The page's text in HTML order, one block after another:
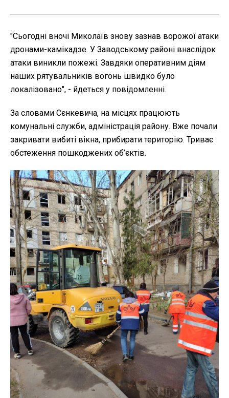
"Сьогодні вночі Миколаїв знову зазнав ворожої атаки
дронами-камікадзе. У Заводському районі внаслідок
атаки виникли пожежі. Завдяки оперативним діям
наших рятувальників вогонь швидко було
локалізовано", - йдеться у повідомленні.
За словами Сєнкевича, на місцях працюють
комунальні служби, адміністрація району. Вже почали
закривати вибиті вікна, прибирати територію. Триває
обстеження пошкоджених об’єктів.